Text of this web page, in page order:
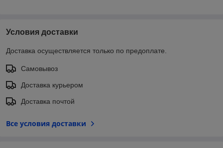
Условия доставки
Доставка осуществляется только по предоплате.
Самовывоз
Доставка курьером
Доставка почтой
Все условия доставки